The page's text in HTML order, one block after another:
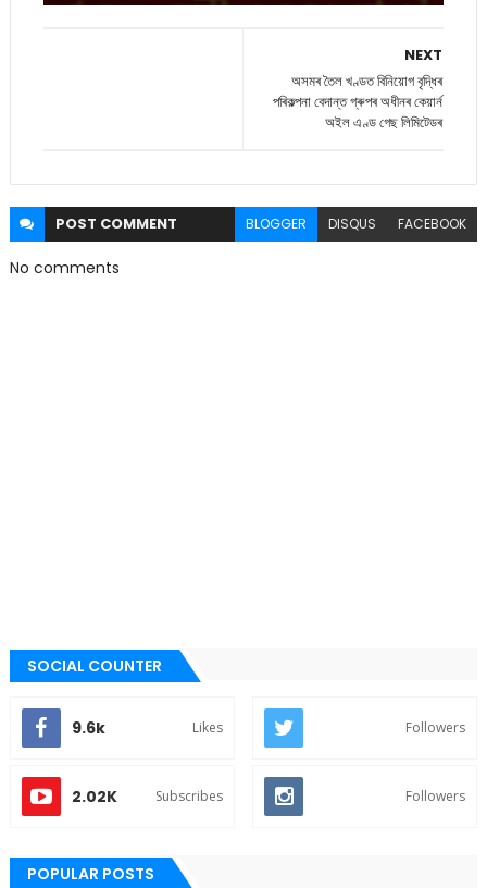
NEXT
অসমৰ তৈল খণ্ডত বিনিয়োগ বৃদ্ধিৰ
পৰিকল্পনা বেদান্ত গ্ৰুপৰ অধীনৰ কেয়ার্ন
অইল এণ্ড গেছ লিমিটেডৰ
POST COMMENT BLOGGER DISQUS FACEBOOK
No comments
SOCIAL COUNTER
9.6k Likes Followers
2.02K Subscribes Followers
POPULAR POSTS